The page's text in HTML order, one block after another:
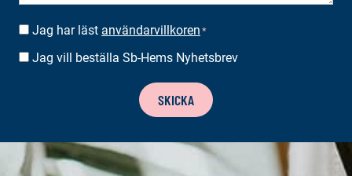
SUOSTUMUS *
Jag har läst användarvillkoren *
BESTÄLLA
Jag vill beställa Sb-Hems Nyhetsbrev
SKICKA